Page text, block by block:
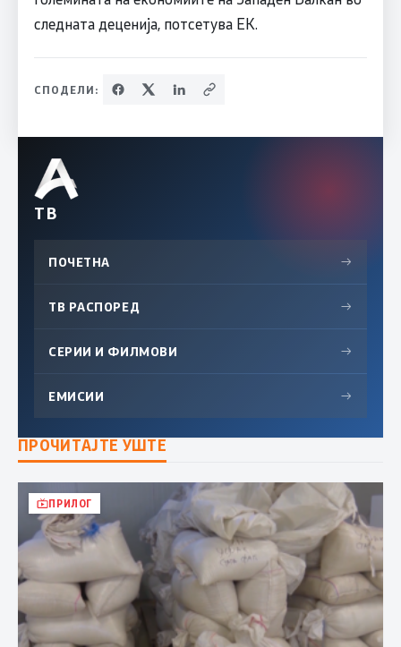
следната деценија, потсетува ЕК.
СПОДЕЛИ:
ТВ
ПОЧЕТНА →
ТВ РАСПОРЕД →
СЕРИИ И ФИЛМОВИ →
ЕМИСИИ →
ПРОЧИТАЈТЕ УШТЕ
ПРИЛОГ